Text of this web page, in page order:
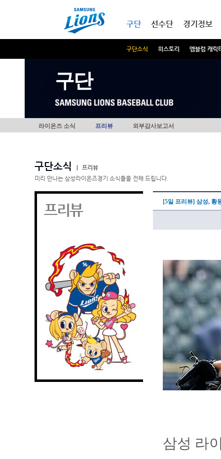
구단
구단소식 히스토리 엠블럼 캐릭
선수단 경기정보
구단
라이온즈 소식 프리뷰 외부감사보고서
구단소식
프리뷰
미리 만나는 삼성라이온즈경기 소식들을 전해 드립니다.
프리뷰 [5일 프리뷰] 삼성, 황
삼성 라